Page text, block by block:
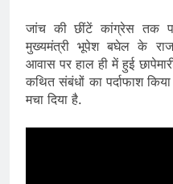
जांच की छींटें कांग्रेस तक
मुख्यमंत्री भूपेश बघेल के
आवास पर हाल ही में हुई
कथित संबंधों का पर्दाफाश
मचा दिया है.